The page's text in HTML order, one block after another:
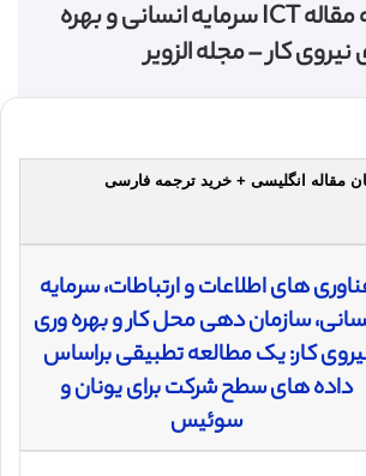
دانلود ترجمه مقاله ICT سرمایه انسانی و بهره
نیروی کار – مجله الزویر
مقاله انگلیسی + خرید ترجمه فارسی
های اطلاعات و ارتباطات، سرمایه
سازمان دهی محل کار و بهره وری
کار: یک مطالعه تطبیقی براساس
داده های سطح شرکت برای یونان و
سوئیس